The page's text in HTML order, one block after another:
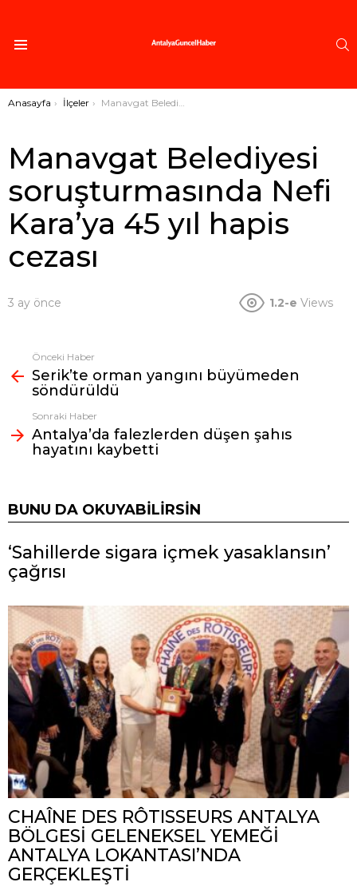
Buradasınız:
Anasayfa İlçeler Manavgat Belediyesi soruşturmasında Nefi Kara’ya 45 yıl hapis cezası
Manavgat Belediyesi
soruşturmasında Nefi
Kara’ya 45 yıl hapis
cezası
3 ay önce 1.2-e Views
Fazlasına
bak
Önceki Haber
Serik’te orman yangını büyümeden
söndürüldü
Sonraki Haber
Antalya’da falezlerden düşen şahıs
hayatını kaybetti
BUNU DA OKUYABILIRSIN
‘Sahillerde sigara içmek yasaklansın’
çağrısı
CHAÎNE DES RÔTISSEURS ANTALYA
BÖLGESİ GELENEKSEL YEMEĞİ
ANTALYA LOKANTASI’NDA
GERÇEKLEŞTİ